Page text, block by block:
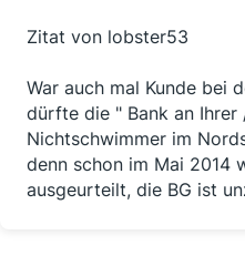
Zitat von lobster53
War auch mal Kunde bei
dürfte die " Bank an Ihrer
Nichtschwimmer im
denn schon im Mai 2014
ausgeurteilt, die BG ist